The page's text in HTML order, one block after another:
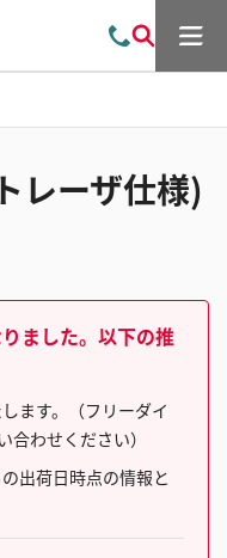
問
わ
索
メ
レーザ仕様)
ました。以下の推
ます。（フリーダイ
わせください）
出荷日時点の情報と